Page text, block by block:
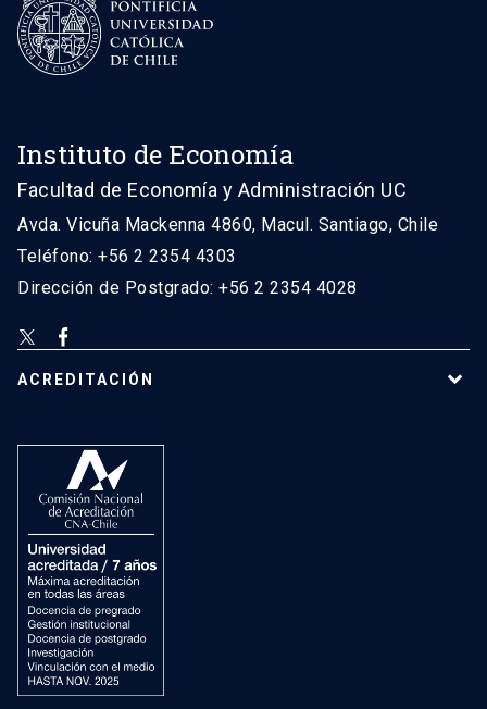
Instituto de Economía
Facultad de Economía y Administración UC
Avda. Vicuña Mackenna 4860, Macul. Santiago, Chile
Teléfono: +56 2 2354 4303
Dirección de Postgrado: +56 2 2354 4028
ACREDITACIÓN